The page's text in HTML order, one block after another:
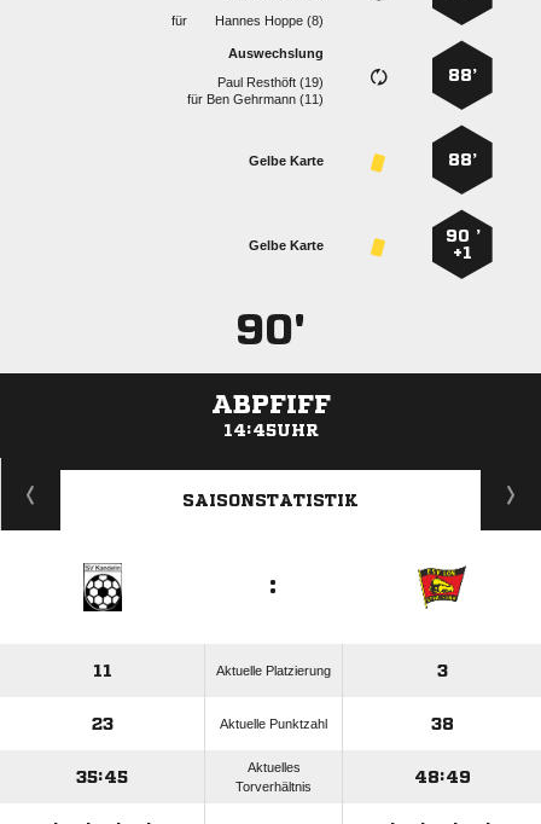
für
  
88’
Auswechslung
  
für   
88’
Gelbe Karte
90 ’
+1
Gelbe Karte
90'
ABPFIFF
14:45UHR
ANZEIGE
SAISONSTATISTIK
:
11 Aktuelle Platzierung 3
23 Aktuelle Punktzahl 38
35:45
Aktuelles
Torverhältnis
48:49